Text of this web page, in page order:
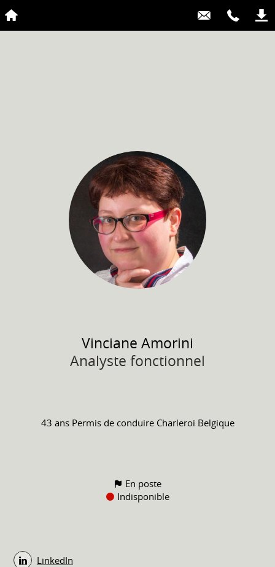
Vinciane Amorini
Analyste fonctionnel
43 ans Permis de conduire Charleroi Belgique
En poste
Indisponible
LinkedIn